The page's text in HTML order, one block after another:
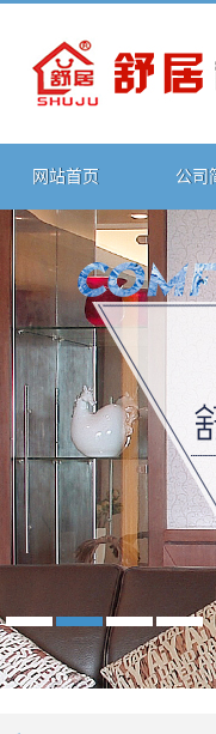
网站首页 公司